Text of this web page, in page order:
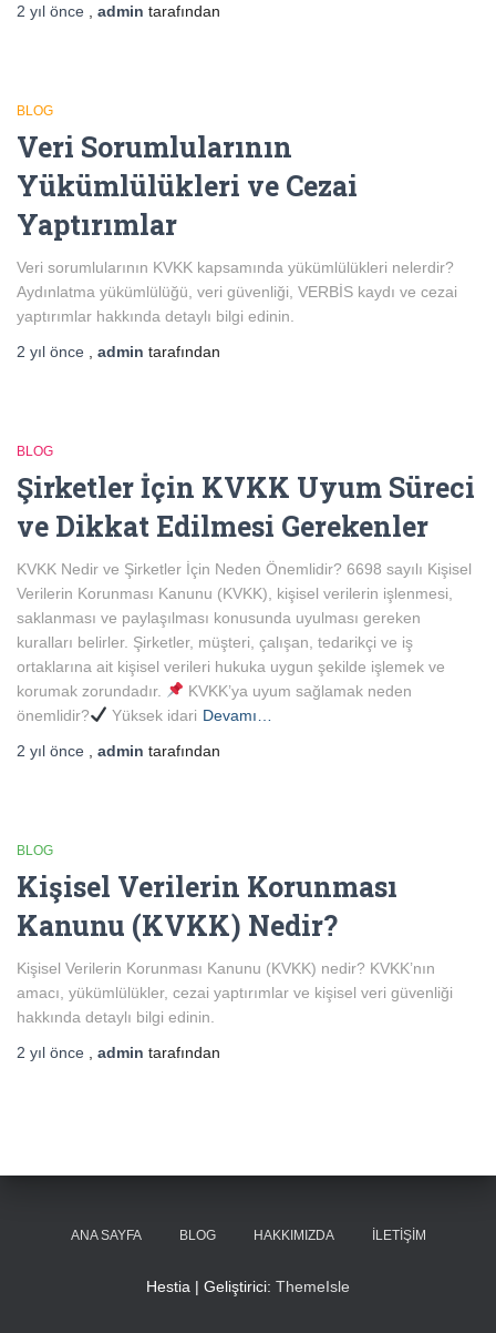
2 yıl önce admin tarafından
BLOG
Veri Sorumlularının
Yükümlülükleri ve Cezai
Yaptırımlar
Veri sorumlularının KVKK kapsamında yükümlülükleri nelerdir?
Aydınlatma yükümlülüğü, veri güvenliği, VERBİS kaydı ve cezai
yaptırımlar hakkında detaylı bilgi edinin.
2 yıl önce admin tarafından
BLOG
Şirketler İçin KVKK Uyum Süreci
ve Dikkat Edilmesi Gerekenler
KVKK Nedir ve Şirketler İçin Neden Önemlidir? 6698 sayılı Kişisel
Verilerin Korunması Kanunu (KVKK), kişisel verilerin işlenmesi,
saklanması ve paylaşılması konusunda uyulması gereken
kuralları belirler. Şirketler, müşteri, çalışan, tedarikçi ve iş
ortaklarına ait kişisel verileri hukuka uygun şekilde işlemek ve
korumak zorundadır.
KVKK’ya uyum sağlamak neden
önemlidir?
Yüksek idari Devamı…
2 yıl önce admin tarafından
BLOG
Kişisel Verilerin Korunması
Kanunu (KVKK) Nedir?
Kişisel Verilerin Korunması Kanunu (KVKK) nedir? KVKK’nın
amacı, yükümlülükler, cezai yaptırımlar ve kişisel veri güvenliği
hakkında detaylı bilgi edinin.
2 yıl önce admin tarafından
ANA SAYFA BLOG HAKKIMIZDA İLETIŞIM
Hestia | Geliştirici: ThemeIsle